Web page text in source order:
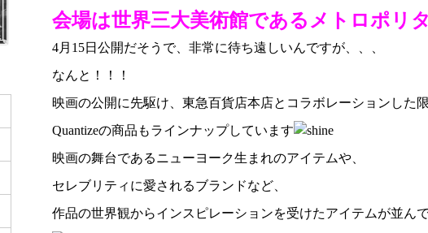
会場は世界三大美術館であるメトロポリ
4月15日公開だそうで、非常に待ち遠しいんですが、、、
なんと！！！
映画の公開に先駆け、東急百貨店本店とコラボレーションした限
Quantizeの商品もラインナップしています
映画の舞台であるニューヨーク生まれのアイテムや、
セレブリティに愛されるブランドなど、
作品の世界観からインスピレーションを受けたアイテムが並んで